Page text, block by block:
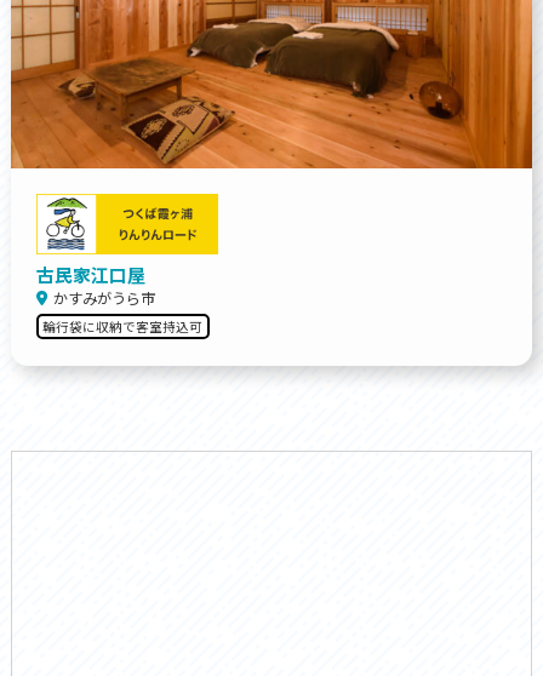
古民家江口屋
かすみがうら市
輪行袋に収納で客室持込可